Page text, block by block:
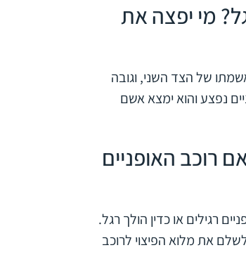
מי יפצה את
של הצד השני, וגובה
נפצע והוא ימצא אשם
רוכב האופניים
רגילים או כדין הולך רגל.
את מלוא הפיצוי לרוכב